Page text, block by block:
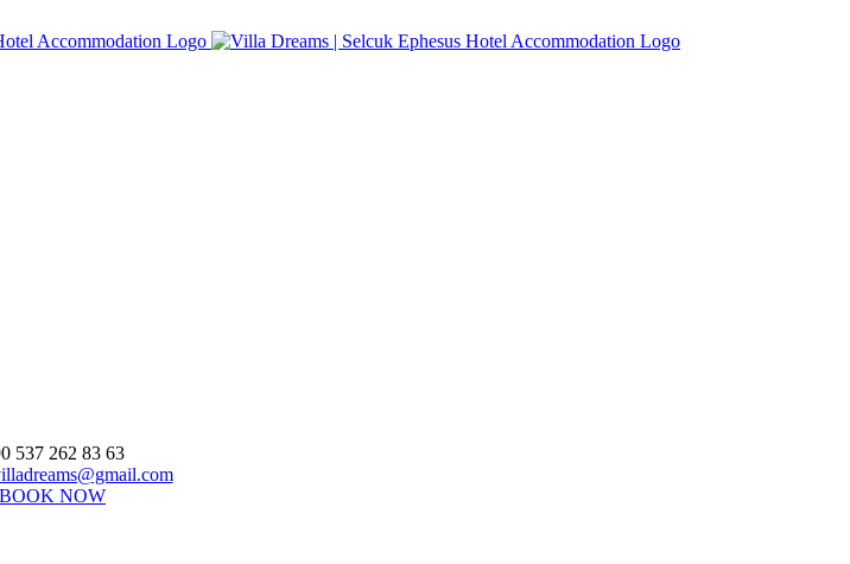
537 262 83 63
BOOK NOW